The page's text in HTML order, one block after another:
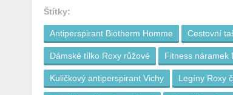
Štítky:
Antiperspirant Biotherm Homme Cestovní
Dámské tílko Roxy růžové Fitness náramek
Kuličkový antiperspirant Vichy Legíny Roxy